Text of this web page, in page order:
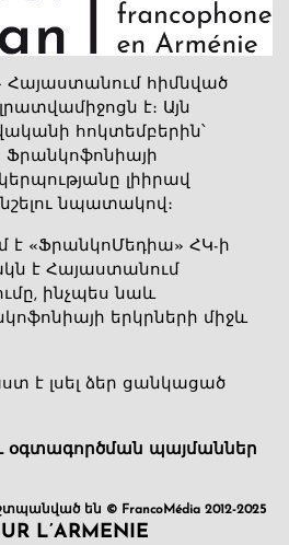
» Հայաստանում հիմնված
է։ Այն
հոկտեմբերին՝
լիիրավ
նպատակով։
է «ՖրանկոՄեդիա» ՀԿ-ի
է Հայաստանում
ինչպես նաև
երկրների միջև
է լսել ձեր ցանկացած
օգտագործման պայմաններ
են © FrancoMédia 2012-2025
L’ARMENIE